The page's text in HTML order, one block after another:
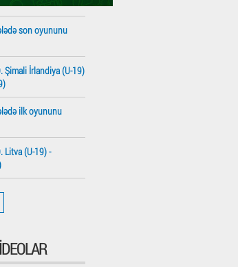
son oyununu
Şimali İrlandiya (U-19)
ilk oyununu
Litva (U-19) -